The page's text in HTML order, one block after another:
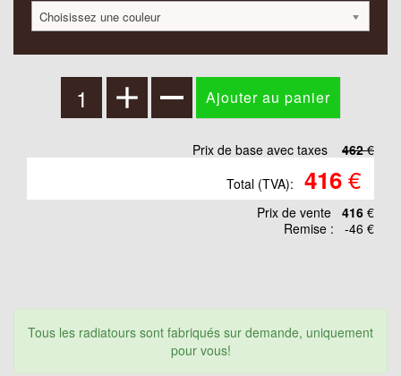
Choisissez une couleur
Prix de base avec taxes 462€
Total (TVA):
416€
Prix ​​de vente 416 €
Remise :
-46 €
Tous les radiatours sont fabriqués sur demande, uniquement
pour vous!